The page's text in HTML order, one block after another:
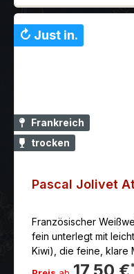
↻ Just in.
Frankreich
trocken
Pascal Jolivet
Französischer
fein unterlegt mit
Kiwi), die feine, klare
schmeckt zu Fisch
*